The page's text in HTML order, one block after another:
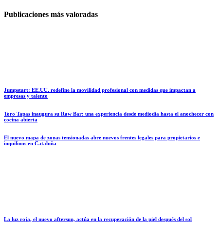
Publicaciones más valoradas
Jumpstart: EE.UU. redefine la movilidad profesional con medidas que impactan a
empresas y talento
Toro Tapas inaugura su Raw Bar: una experiencia desde mediodía hasta el anochecer con
cocina abierta
El nuevo mapa de zonas tensionadas abre nuevos frentes legales para propietarios e
inquilinos en Cataluña
La luz roja, el nuevo aftersun, actúa en la recuperación de la piel después del sol